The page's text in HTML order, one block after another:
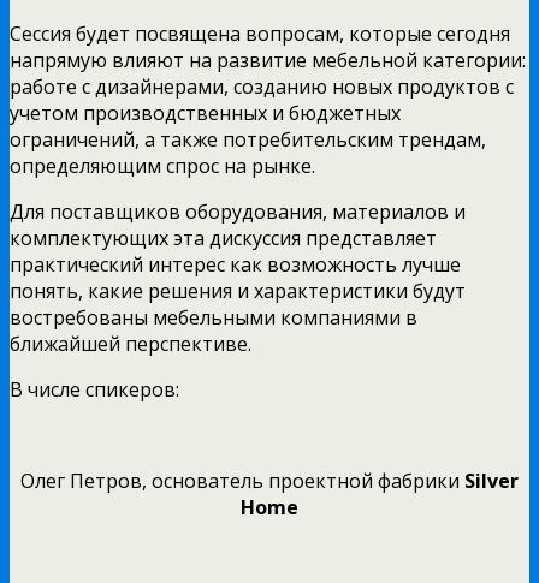
Сессия будет посвящена вопросам, которые сегодня
напрямую влияют на развитие мебельной категории:
работе с дизайнерами, созданию новых продуктов с
учетом производственных и бюджетных
ограничений, а также потребительским трендам,
определяющим спрос на рынке.
Для поставщиков оборудования, материалов и
комплектующих эта дискуссия представляет
практический интерес как возможность лучше
понять, какие решения и характеристики будут
востребованы мебельными компаниями в
ближайшей перспективе.
В числе спикеров:
Олег Петров, основатель проектной фабрики Silver
Home